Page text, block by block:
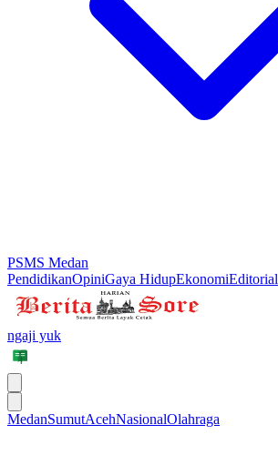
PSMS Medan
PendidikanOpiniGaya HidupEkonomiEditorial
ngaji yuk
MedanSumutAcehNasionalOlahraga